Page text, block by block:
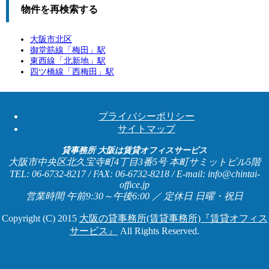
物件を再検索する
大阪市北区
御堂筋線「 梅田 」駅
東西線「 北新地 」駅
四ツ橋線「 西梅田 」駅
プライバシーポリシー
サイトマップ
貸事務所 大阪は賃貸オフィスサービス
大阪市中央区北久宝寺町4丁目3番5号 本町サミットビル5階
TEL: 06-6732-8217 / FAX: 06-6732-8218 / E-mail: info@chintai-
office.jp
営業時間 午前9:30～午後6:00 ／ 定休日 日曜・祝日
Copyright (C) 2015 大阪の貸事務所(賃貸事務所)『賃貸オフィス
サービス』
All Rights Reserved.